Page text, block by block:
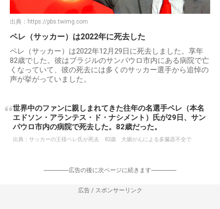
出典： https://pbs.twimg.com
ペレ（サッカー）は2022年に死去した
ペレ（サッカー）は2022年12月29日に死去しました。享年
82歳でした。彼はブラジルのサンパウロ市内にある病院で亡
くなっていて、彼の死去には多くのサッカー選手から追悼の
声が挙がっていました。
世界中のファンに親しまれてきた往年の名選手ペレ（本名
エドソン・アランテス・ド・ナシメント）氏が29日、サン
パウロ市内の病院で死去した。82歳だった。
出典： サッカーの王様ペレ氏が死去 82歳 大腸がんによる多臓器不全で
-----------------広告の後に次ページに続きます-----------------
広告 / スポンサーリンク